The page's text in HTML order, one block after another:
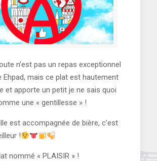
n’est pas un repas exceptionnel
Ehpad, mais ce plat est hautement
et apporte un petit je ne sais quoi
une « gentillesse » !
est accompagnée de bière, c’est
!
nommé « PLAISIR » !